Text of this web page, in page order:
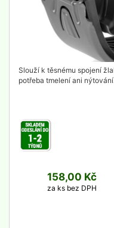
Slouží k těsnému spojení
potřeba tmelení ani
158,00 Kč
za ks bez DPH